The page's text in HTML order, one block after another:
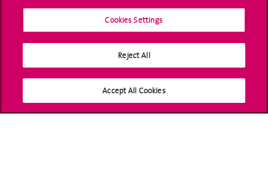
Social Media
Cookies Settings
Reject All
Accept All Cookies